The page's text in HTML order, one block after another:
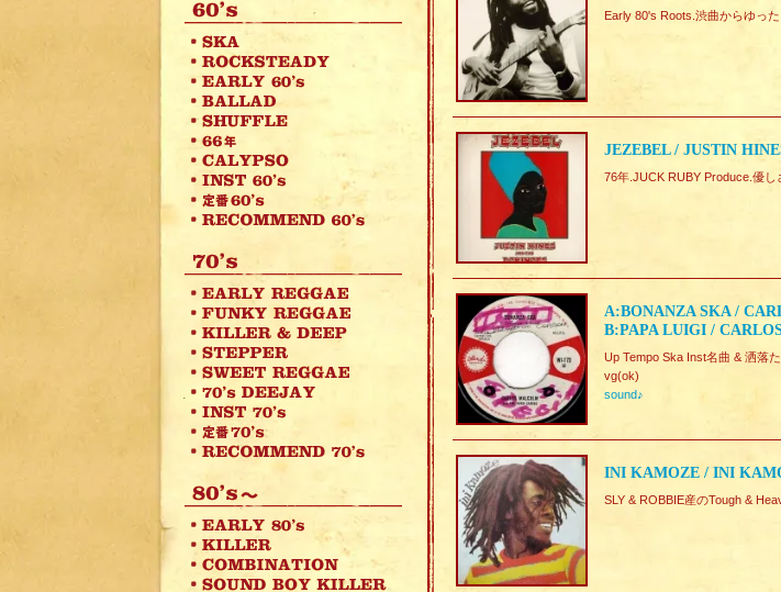
Early 80's Roots.渋曲からゆっ
JEZEBEL / JUSTIN
76年.JUCK RUBY Produce.優
A:BONANZA SKA /
B:PAPA LUIGI /
Up Tempo Ska Inst名曲 & 洒落
vg(ok)
sound♪
INI KAMOZE / INI
SLY & ROBBIE産のTough &